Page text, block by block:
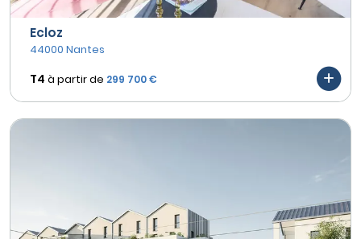
Ecloz
44000 Nantes
T4 à partir de 299 700 €